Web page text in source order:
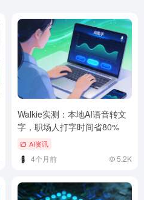
Walkie实测：本地AI语音转文
字，职场人打字时间省80%
AI资讯
4个月前 5.2K